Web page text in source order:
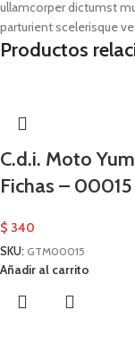
ullamcorper dictumst
parturient scelerisque
Productos
C.d.i. Moto
Fichas – 00015
$ 340
SKU: GTM00015
Añadir al carrito